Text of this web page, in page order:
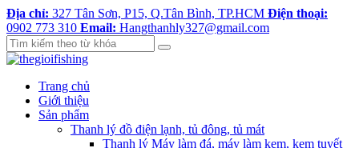
Địa chỉ: 327 Tân Sơn, P15, Q.Tân Bình, TP.HCM Điện thoại:
0902 773 310 Email: Hangthanhly327@gmail.com
Trang chủ
Giới thiệu
Sản phẩm
Thanh lý đồ điện lạnh, tủ đông, tủ mát
Thanh lý Máy làm đá, máy làm kem, kem tuyết